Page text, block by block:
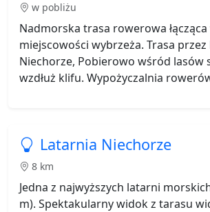
w pobliżu
Nadmorska trasa rowerowa
miejscowości wybrzeża. Trasa przez
Niechorze, Pobierowo wśród lasów
wzdłuż klifu. Wypożyczalnia
Latarnia Niechorze
8 km
Jedna z najwyższych latarni
m). Spektakularny widok z tarasu